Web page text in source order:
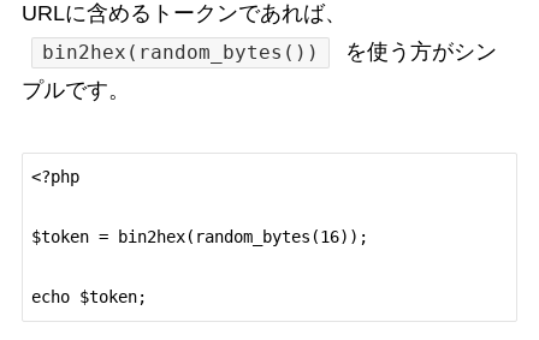
URLに含めるトークンであれば、
bin2hex(random_bytes())
を使う方がシン
プルです。
<?php
$token = bin2hex(random_bytes(16));